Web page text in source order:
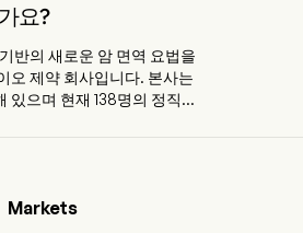
요?
반의 새로운 암 면역 요법을
오 제약 회사입니다. 본사는
있으며 현재 138명의 정직원
, 진행성 고형암 및 비호지
해 개발되고 있습니다.
Markets